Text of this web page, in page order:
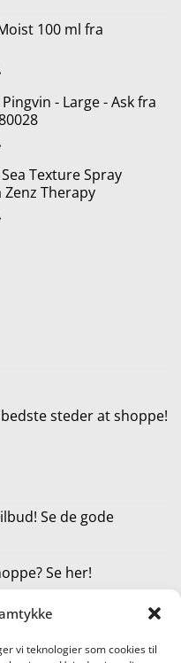
vi teknologier som cookies til
er:
100 ml fra
Den
pris
er:
457,50 kr..
- Large - Ask fra
Den
pris
er:
249,00 kr..
Texture Spray
Therapy
Den
steder at shoppe!
Se de gode
Se her!